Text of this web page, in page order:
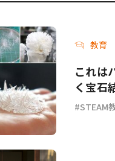
教育
これは
く宝石
STEAM